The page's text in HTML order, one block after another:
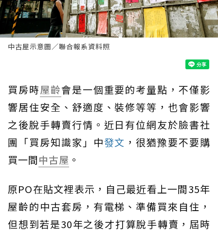
中古屋示意圖／聯合報系資料照
買房時屋齡會是一個重要的考量點，不僅影
響居住安全、舒適度、裝修等等，也會影響
之後脫手轉賣行情。近日有位網友於臉書社
團「買房知識家」中發文 ，很猶豫要不要購
買一間中古屋 。
原PO在貼文裡表示，自己最近看上一間35年
屋齡的中古套房，有電梯、準備買來自住，
但想到若是30年之後才打算脫手轉賣，屆時